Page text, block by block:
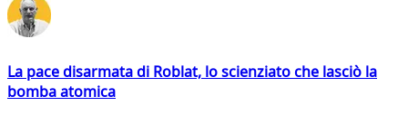
La pace disarmata di Roblat, lo scienziato che lasciò la
bomba atomica